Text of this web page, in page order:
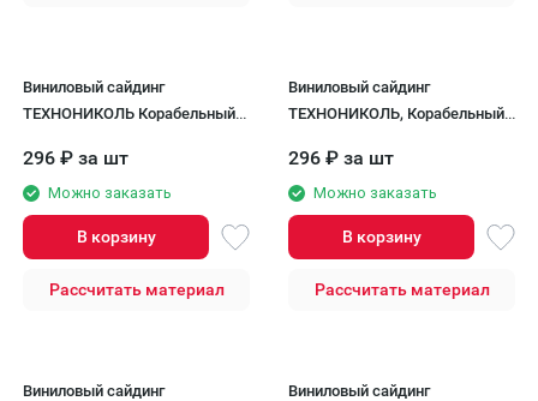
Виниловый сайдинг
ТЕХНОНИКОЛЬ Корабельный
296 ₽ за шт
Можно заказать
В корзину
Рассчитать материал
Виниловый сайдинг
ТЕХНОНИКОЛЬ, Корабельный
296 ₽ за шт
Можно заказать
В корзину
Рассчитать материал
Виниловый сайдинг
Виниловый сайдинг